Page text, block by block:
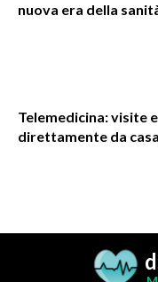
nuova era della
Telemedicina: visite
direttamente da casa